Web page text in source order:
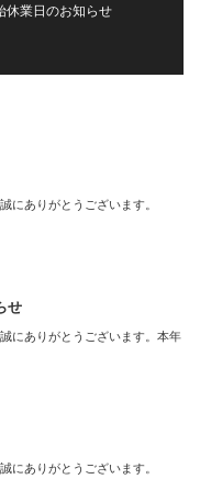
休業日のお知らせ
にありがとうございます。
せ
にありがとうございます。本年
にありがとうございます。